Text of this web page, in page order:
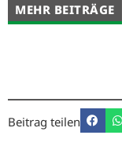
MEHR BEITRÄGE
Beitrag teilen